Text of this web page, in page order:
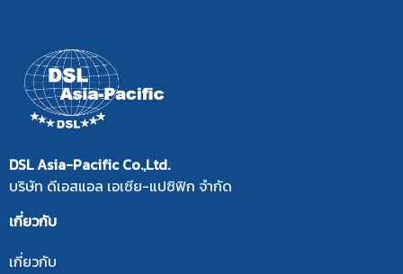
DSL Asia-Pacific Co.,Ltd.
บริษัท ดีเอสแอล เอเซีย-แปซิฟิก จำกัด
เกี่ยวกับ
เกี่ยวกับ